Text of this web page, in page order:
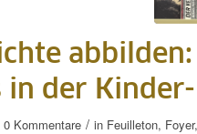
in der
0 Kommentare / in Feuilleton, Foyer,